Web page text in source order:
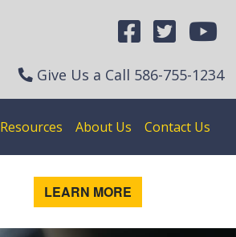
Give Us a Call 586-755-1234
Resources About Us Contact Us
LEARN MORE